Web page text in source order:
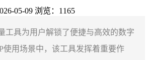
05-09 浏览：1165
工具为用户解锁了便捷与高效的数字
使用场景中，该工具发挥着重要作